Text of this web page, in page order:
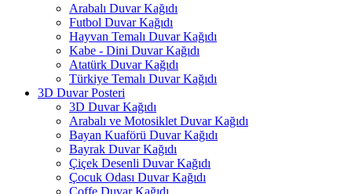
Arabalı Duvar Kağıdı
Futbol Duvar Kağıdı
Hayvan Temalı Duvar Kağıdı
Kabe - Dini Duvar Kağıdı
Atatürk Duvar Kağıdı
Türkiye Temalı Duvar Kağıdı
3D Duvar Posteri
3D Duvar Kağıdı
Arabalı ve Motosiklet Duvar Kağıdı
Bayan Kuaförü Duvar Kağıdı
Bayrak Duvar Kağıdı
Çiçek Desenli Duvar Kağıdı
Çocuk Odası Duvar Kağıdı
Coffe Duvar Kağıdı